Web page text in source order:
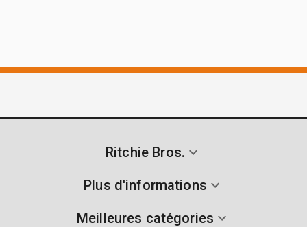
Ritchie Bros.
Plus d'informations
Meilleures catégories